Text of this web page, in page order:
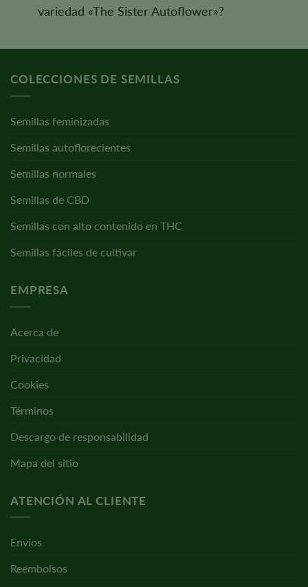
variedad «The Sister Autoflower»?
COLECCIONES DE SEMILLAS
Semillas feminizadas
Semillas autoflorecientes
Semillas normales
Semillas de CBD
Semillas con alto contenido en THC
Semillas fáciles de cultivar
EMPRESA
Acerca de
Privacidad
Cookies
Términos
Descargo de responsabilidad
Mapa del sitio
ATENCIÓN AL CLIENTE
Envíos
Reembolsos